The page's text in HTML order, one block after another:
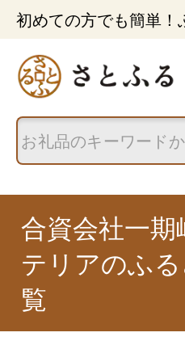
初めての方でも簡単！
合資会社一
テリアのふ
覧